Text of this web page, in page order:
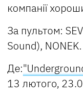
компанії
За пультом:
Sound), NONEK.
Де:
13 лютого,